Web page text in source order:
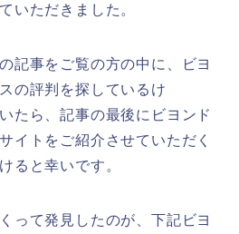
いただきました。
記事をご覧の方の中に、ビヨ
の評判を探しているけ
たら、記事の最後にビヨンド
イトをご紹介させていただく
ると幸いです。
って発見したのが、下記ビヨ